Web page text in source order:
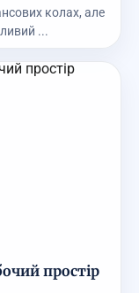
колах, але
...
простір